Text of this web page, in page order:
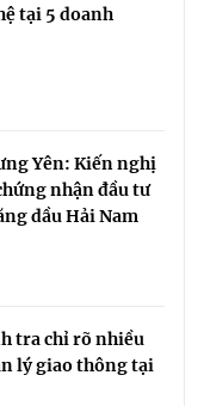
tại 5 doanh
Yên: Kiến nghị
nhận đầu tư
dầu Hải Nam
tra chỉ rõ nhiều
lý giao thông tại